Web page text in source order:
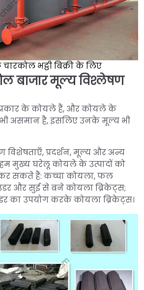
भट्ठी बिक्री के लिए
बाजार मूल्य विश्लेषण
के कोयले हैं, और कोयले के
भी असमान है, इसलिए उनके मूल्य भी
विशेषताएँ, प्रदर्शन, मूल्य और अन्य
मुख्य घरेलू कोयले के उत्पादों को
कर सकते हैं: कच्चा कोयला, फल
और सुई से बने कोयला ब्रिकेट्स;
का उपयोग करके कोयला ब्रिकेट्स।